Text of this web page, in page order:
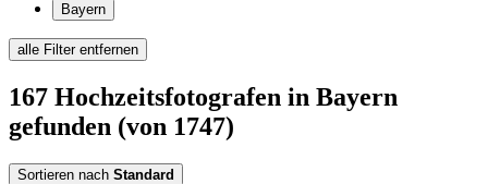
Bayern
alle Filter entfernen
167 Hochzeitsfotografen in Bayern
gefunden (von 1747)
Sortieren nach Standard